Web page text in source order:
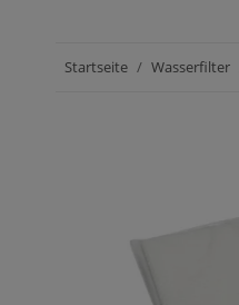
Startseite Wasserfilter